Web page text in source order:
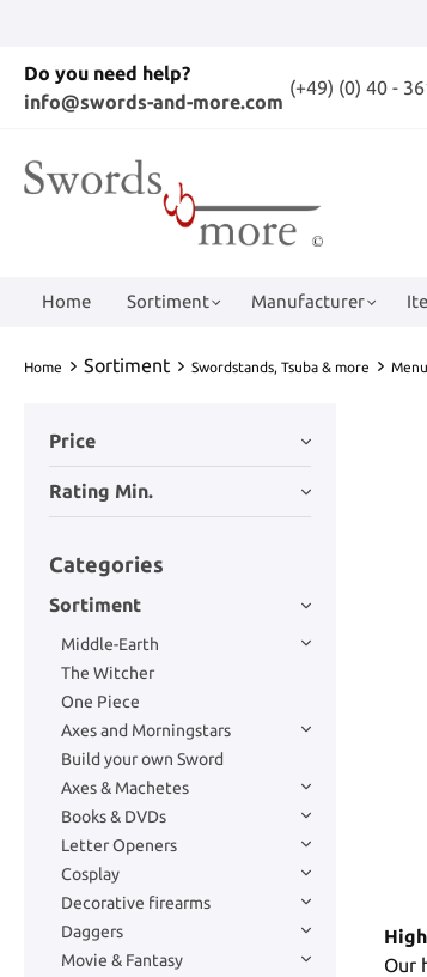
Do you need help?
info@swords-and-more.com
(+49) (0) 40 -
Home Sortiment Manufacturer
Home Sortiment Swordstands, Tsuba & more
Price
Rating Min.
Categories
Sortiment
Middle-Earth
The Witcher
One Piece
Axes and Morningstars
Build your own Sword
Axes & Machetes
Books & DVDs
Letter Openers
Cosplay
Decorative firearms
Daggers
Movie & Fantasy
Our